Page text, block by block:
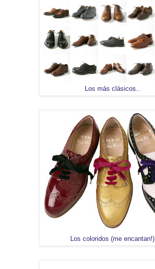
Los más clásicos..
Los coloridos (me encantan!)